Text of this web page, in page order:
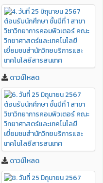
ดาวน์โหลด
ดาวน์โหลด